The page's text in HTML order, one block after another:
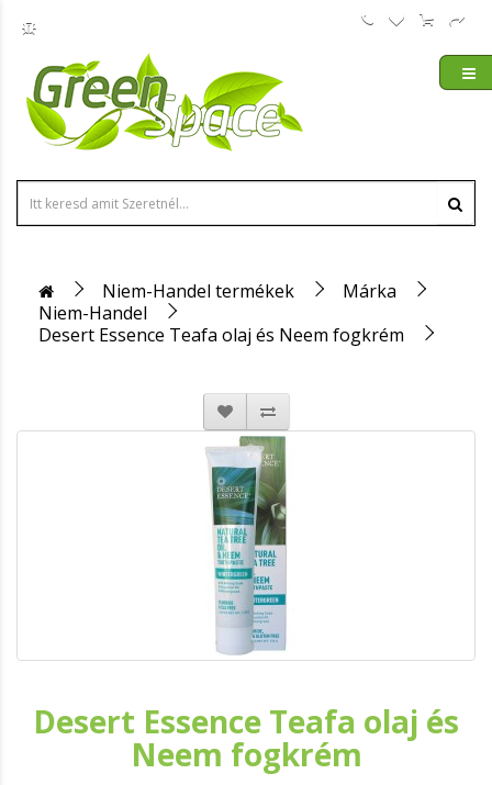
Niem-Handel termékek
Márka
Niem-Handel
Desert Essence Teafa olaj és Neem fogkrém
Desert Essence Teafa olaj és
Neem fogkrém